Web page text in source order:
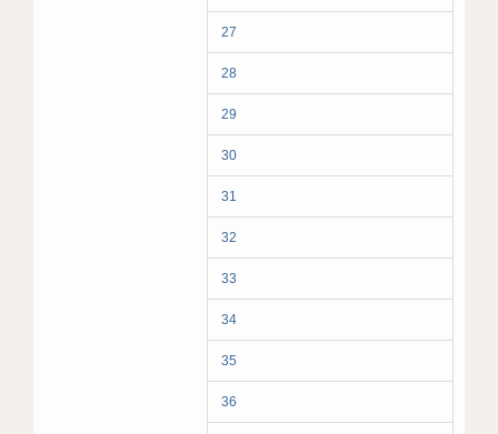
27
28
29
30
31
32
33
34
35
36